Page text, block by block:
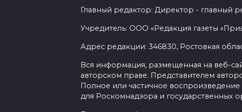
Главный редактор: Директор - главный
Учредитель: ООО «Редакция газеты
Адрес редакции: 346830, Ростовкая
Вся информация, размещенная на веб-
авторском праве. Представителем
Полное или частичное
для Роскомнадзора и государственных